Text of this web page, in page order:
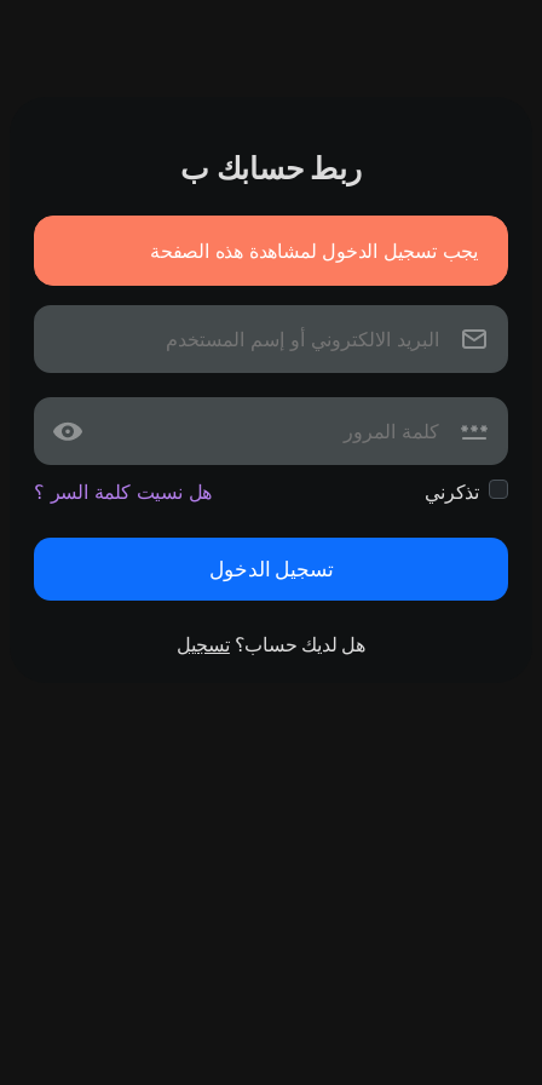
ربط حسابك ب
يجب تسجيل الدخول لمشاهدة هذه الصفحة
تذكرني هل نسيت كلمة السر ؟
تسجيل الدخول
هل لديك حساب؟تسجيل